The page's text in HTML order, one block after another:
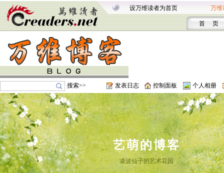
设万维读者为首页 万维
首 页
搜索>> 发表日志 控制面板 个人相册
艺萌的博客
凌波仙子的艺术花园